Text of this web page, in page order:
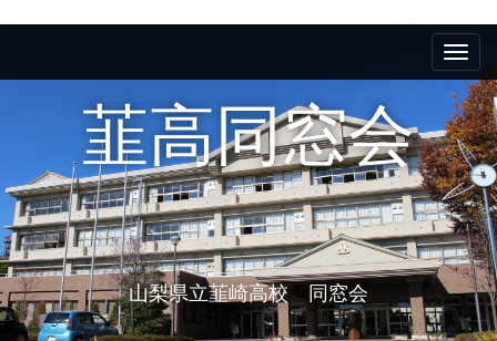
e
n
u
i
c
n
t
e
n
t
韮高同窓会
山梨県立韮崎高校 同窓会